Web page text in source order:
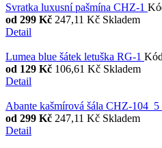
Svratka luxusní pašmína CHZ-1
od 299 Kč 247,11 Kč Skladem
Detail
Lumea blue šátek letuška RG-1
od 129 Kč 106,61 Kč Skladem
Detail
Abante kašmírová šála CHZ-104_5
od 299 Kč 247,11 Kč Skladem
Detail